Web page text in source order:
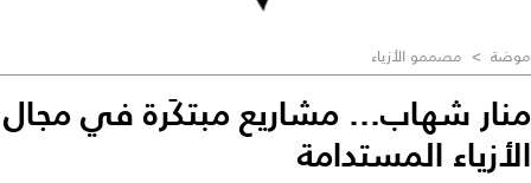
موضة > مصممو الأزياء
منار شهاب... مشاريع مبتكَرة في مجال
الأزياء المستدامة